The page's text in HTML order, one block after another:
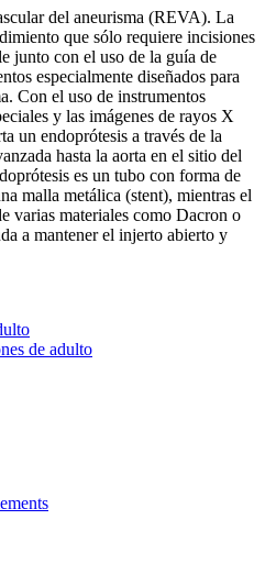
del aneurisma (REVA). La
que sólo requiere incisiones
junto con el uso de la guía de
especialmente diseñados para
Con el uso de instrumentos
y las imágenes de rayos X
un endoprótesis a través de la
hasta la aorta en el sitio del
es un tubo con forma de
malla metálica (stent), mientras el
varias materiales como Dacron o
a mantener el injerto abierto y
de adulto